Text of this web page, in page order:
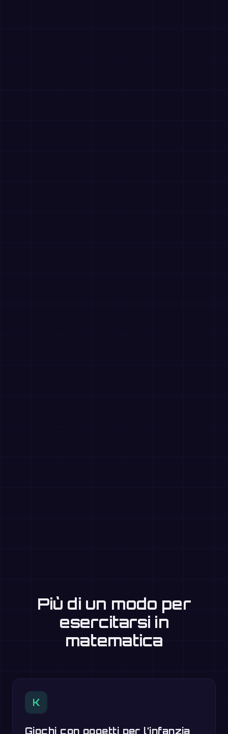
Più di un modo per
esercitarsi in
matematica
K
Giochi con oggetti per l’infanzia